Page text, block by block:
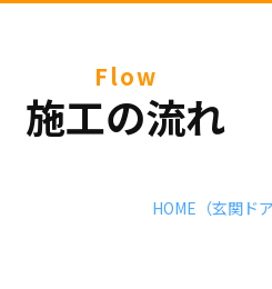
flow
施工の流れ
HOME （玄関ド